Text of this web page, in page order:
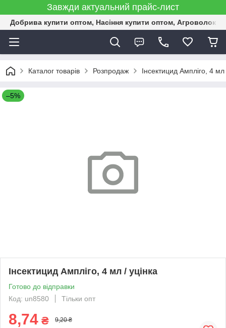
Завжди актуальний прайс-лист
Добрива купити оптом, Насіння купити оптом,
Каталог товарів Розпродаж Інсектицид Ампліго, 4 мл
–5%
Інсектицид Ампліго, 4 мл / уцінка
Готово до відправки
Код: un8580
Тільки опт
8,74 ₴ 9,20 ₴